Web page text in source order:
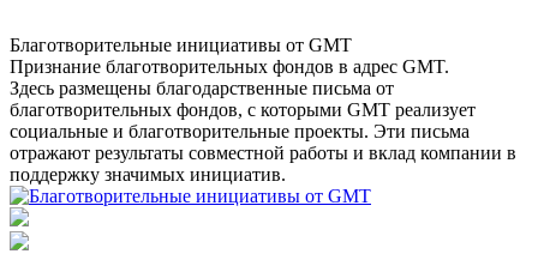
Благотворительные инициативы от GMT
Признание благотворительных фондов в адрес GMT.
Здесь размещены благодарственные письма от
благотворительных фондов, с которыми GMT реализует
социальные и благотворительные проекты. Эти письма
отражают результаты совместной работы и вклад компании в
поддержку значимых инициатив.